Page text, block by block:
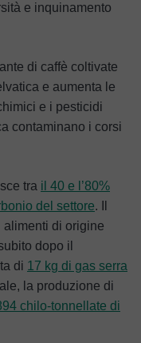
e inquinamento
di caffè coltivate
e aumenta le
e i pesticidi
contaminano i corsi
tra il 40 e l’80%
del settore. Il
alimenti di origine
dopo il
di 17 kg di gas serra
la produzione di
chilo-tonnellate di